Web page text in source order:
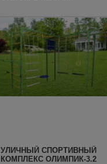
УЛИЧНЫЙ СПОРТИВНЫЙ
КОМПЛЕКС ОЛИМПИК-3.2